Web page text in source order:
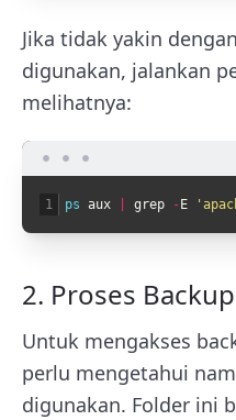
Jika tidak yakin
digunakan, jalankan
melihatnya:
1 ps aux grep - E
2. Proses
Untuk mengakses
perlu mengetahui
digunakan. Folder ini